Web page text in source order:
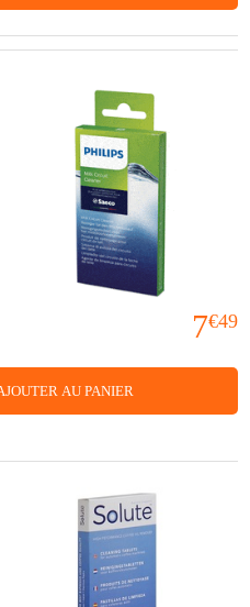
7€49
AU PANIER